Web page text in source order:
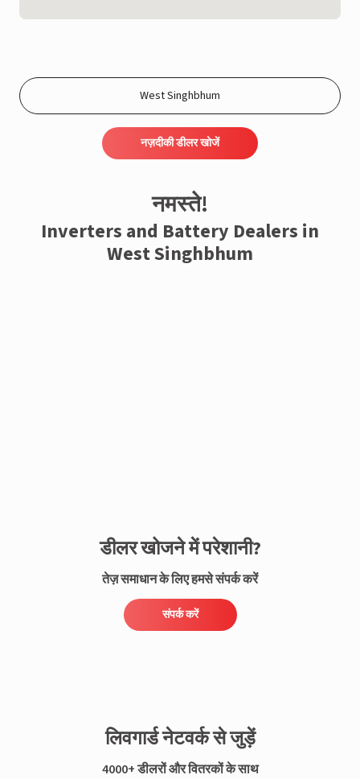
नज़दीकी डीलर खोजें
नमस्ते!
Inverters and Battery Dealers in
West Singhbhum
डीलर खोजने में परेशानी?
तेज़ समाधान के लिए हमसे संपर्क करें
संपर्क करें
लिवगार्ड नेटवर्क से जुड़ें
4000+ डीलरों और वितरकों के साथ